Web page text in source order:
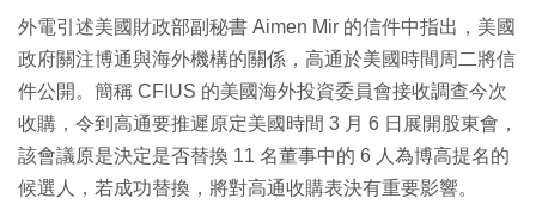
外電引述美國財政部副秘書 Aimen Mir 的信件中指出，美國
政府關注博通與海外機構的關係，高通於美國時間周二將信
件公開。簡稱 CFIUS 的美國海外投資委員會接收調查今次
收購，令到高通要推遲原定美國時間 3 月 6 日展開股東會，
該會議原是決定是否替換 11 名董事中的 6 人為博高提名的
候選人，若成功替換，將對高通收購表決有重要影響。